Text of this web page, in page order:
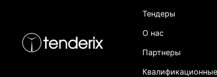
Тендеры
О нас
Партнеры